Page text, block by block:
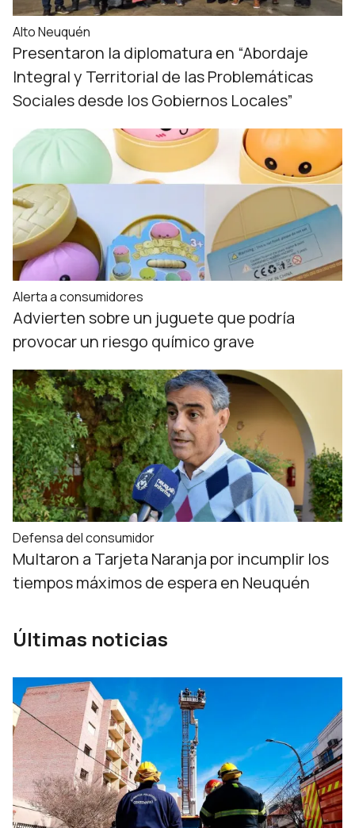
Alto Neuquén
Presentaron la diplomatura en “Abordaje
Integral y Territorial de las Problemáticas
Sociales desde los Gobiernos Locales”
Alerta a consumidores
Advierten sobre un juguete que podría
provocar un riesgo químico grave
Defensa del consumidor
Multaron a Tarjeta Naranja por incumplir los
tiempos máximos de espera en Neuquén
Últimas noticias